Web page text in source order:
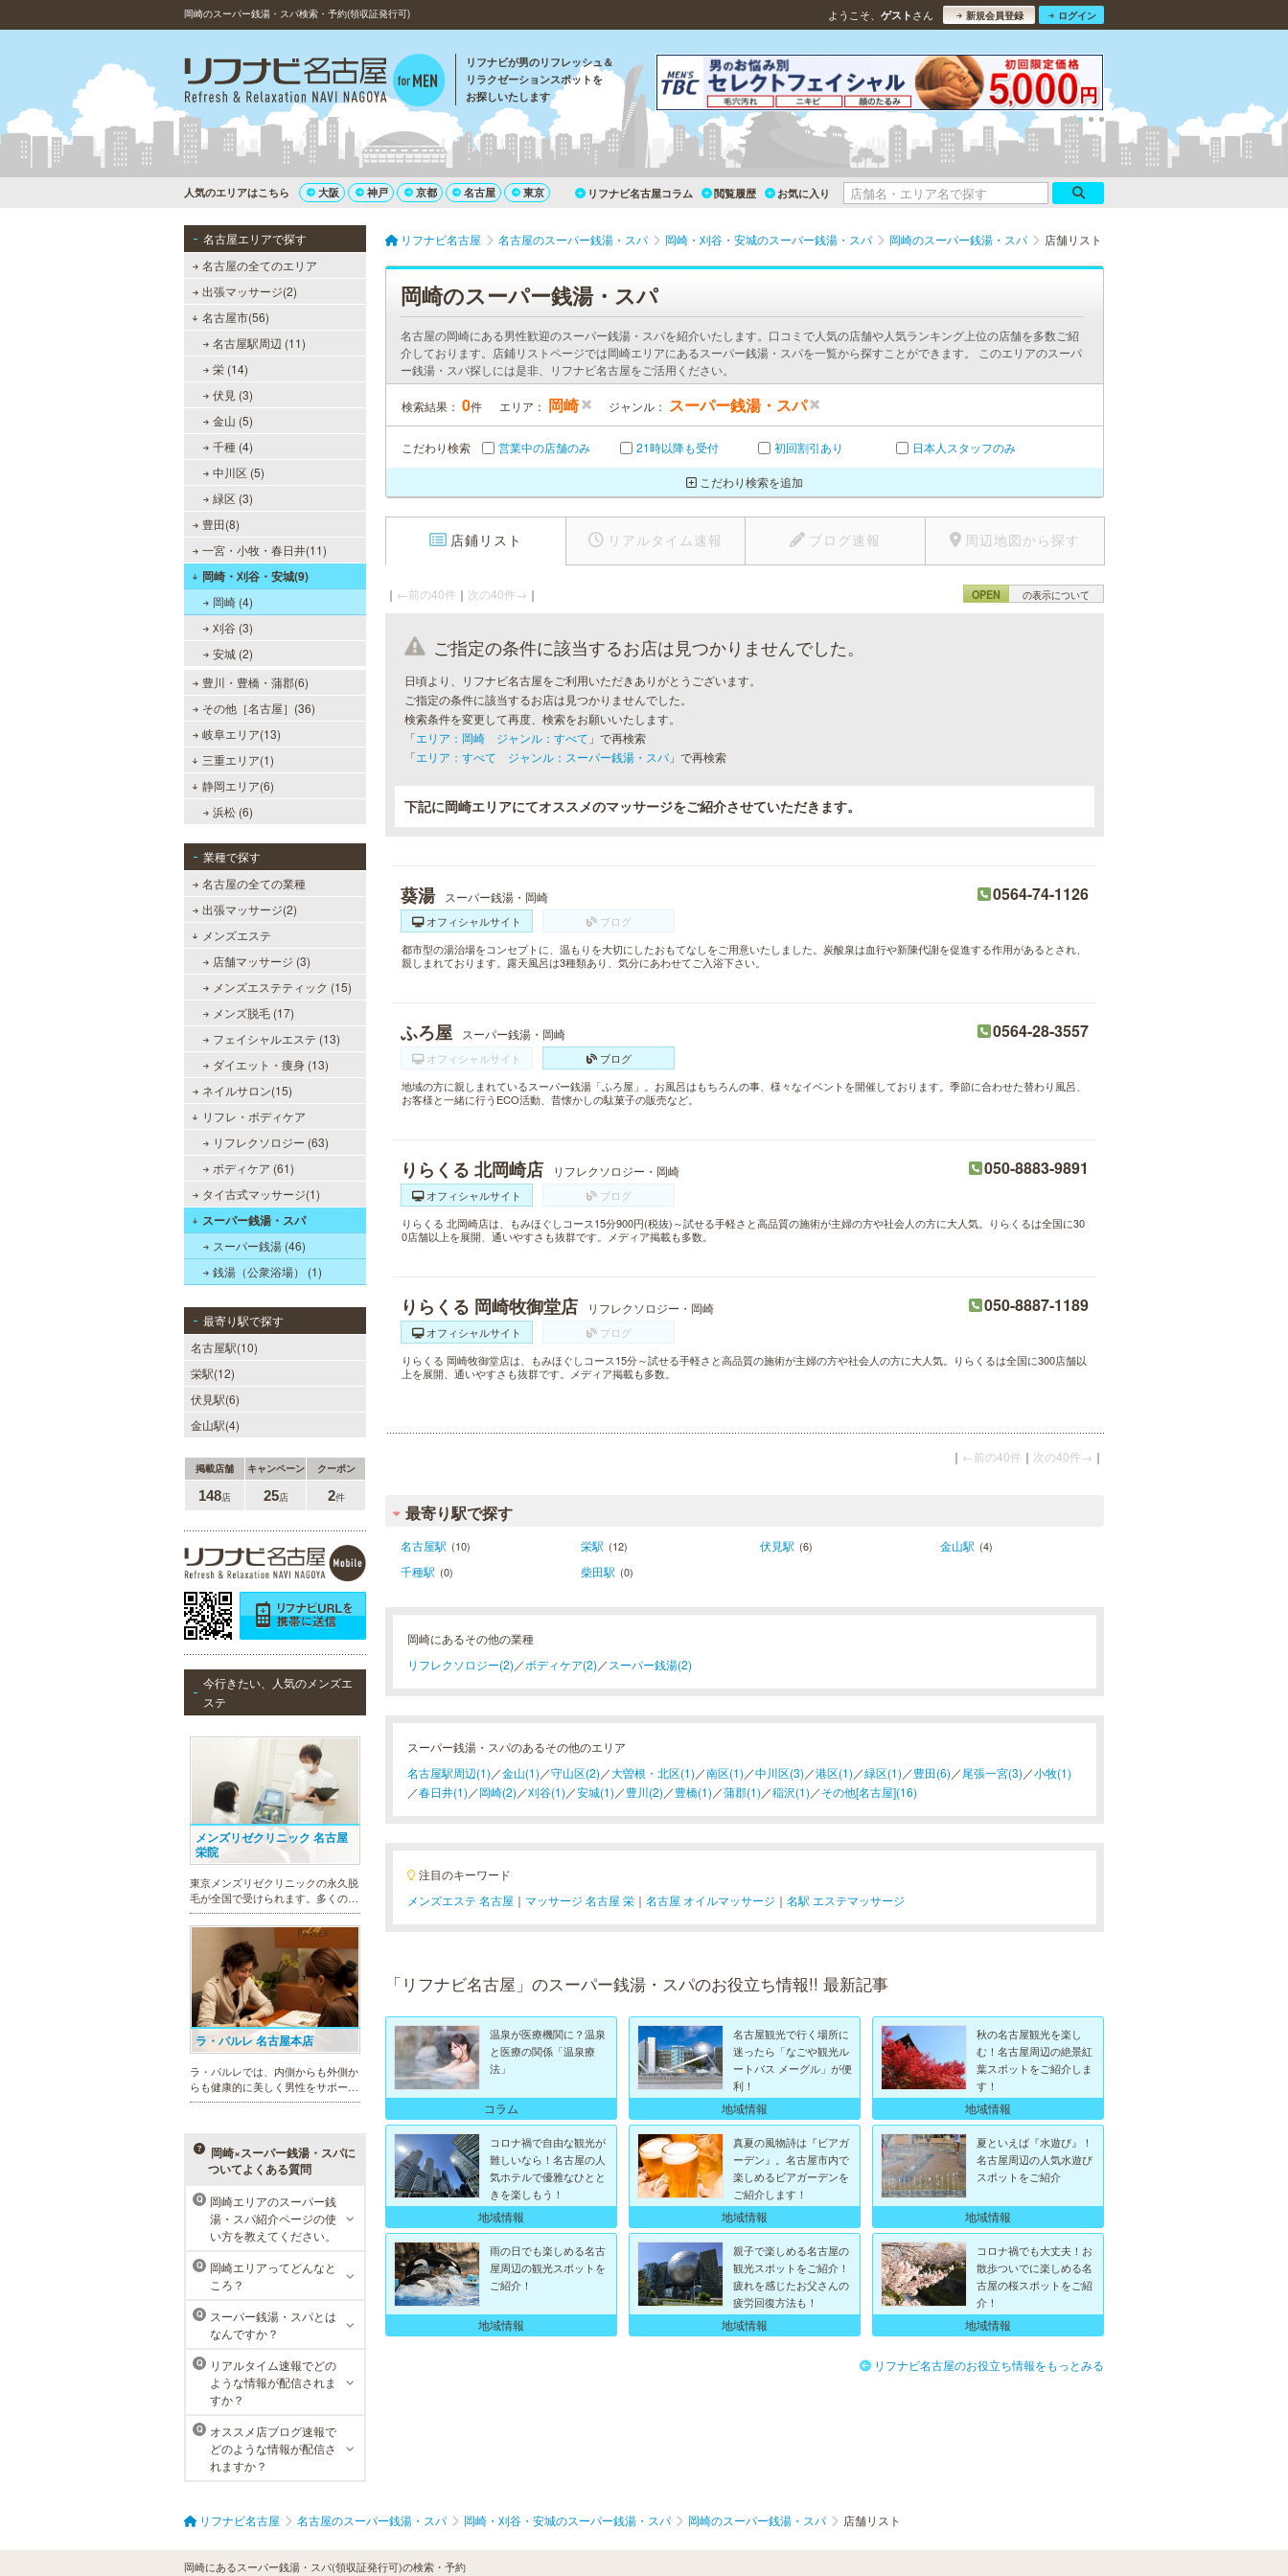
岡崎のスーパー銭湯・スパ検索・予約(領収証発行可) ようこそ、 ゲスト さん 新規会員登録 ログイン
リフナビが男のリフレッシュ＆
リラクゼーションスポットを
お探しいたします
人気のエリアはこちら 大阪 神戸 京都 名古屋 東京 リフナビ名古屋コラム 閲覧履歴 お気に入り
名古屋エリアで探す
名古屋の全てのエリア
出張マッサージ(2)
名古屋市(56)
名古屋駅周辺 (11)
栄 (14)
伏見 (3)
金山 (5)
千種 (4)
中川区 (5)
緑区 (3)
豊田(8)
一宮・小牧・春日井(11)
岡崎・刈谷・安城(9)
岡崎 (4)
刈谷 (3)
安城 (2)
豊川・豊橋・蒲郡(6)
その他［名古屋］(36)
岐阜エリア(13)
三重エリア(1)
静岡エリア(6)
浜松 (6)
業種で探す
名古屋の全ての業種
出張マッサージ(2)
メンズエステ
店舗マッサージ (3)
メンズエステティック (15)
メンズ脱毛 (17)
フェイシャルエステ (13)
ダイエット・痩身 (13)
ネイルサロン(15)
リフレ・ボディケア
リフレクソロジー (63)
ボディケア (61)
タイ古式マッサージ(1)
スーパー銭湯・スパ
スーパー銭湯 (46)
銭湯（公衆浴場） (1)
最寄り駅で探す
名古屋駅(10)
栄駅(12)
伏見駅(6)
金山駅(4)
掲載店舗 キャンペーン クーポン
148店 25店 2件
今行きたい、人気のメンズエ
ステ
メンズリゼクリニック 名古屋
栄院
東京メンズリゼクリニックの永久脱
毛が全国で受けられます。多くの男
性患者様にご支持頂き、新宿1院か
ら始まったメンズリゼクリニック
が、現在では提携院含め全国10院を
展開するクリニックになりました。
ラ・パルレ 名古屋本店
ラ・パルレでは、内側からも外側か
らも健康的に美しく男性をサポー
ト。脱メタボリックやダイエット、
メニューをご用意。お得な体験コー
スも多数！
MEN’S TBC 名古屋本店
メンズTBCは、創業以来男性の健康
的な美を追究してきました。豊富な
脱毛メニューを始め、フェイシャル
ケア、下腹引き締め等、各種お得な
体験コースを取り揃えています。選
べる種類の多さで初めての方も安心
岡崎×スーパー銭湯・スパに
ついてよくある質問
Q
岡崎エリアのスーパー銭
湯・スパ紹介ページの使
い方を教えてください。
Q
岡崎エリアってどんなと
ころ？
Q
スーパー銭湯・スパとは
なんですか？
Q
リアルタイム速報でどの
ような情報が配信されま
すか？
Q
オススメ店ブログ速報で
どのような情報が配信さ
れますか？
リフナビ名古屋 名古屋のスーパー銭湯・スパ 岡崎・刈谷・安城のスーパー銭湯・スパ 岡崎のスーパー銭湯・スパ 店舗リスト
岡崎のスーパー銭湯・スパ
名古屋の岡崎にある男性歓迎のスーパー銭湯・スパを紹介いたします。口コミで人気の店舗や人気ランキング上位の店舗を多数ご紹
介しております。店鋪リストページでは岡崎エリアにあるスーパー銭湯・スパを一覧から探すことができます。 このエリアのスーパ
ー銭湯・スパ探しには是非、リフナビ名古屋をご活用ください。
検索結果： 0件 エリア： 岡崎 ジャンル： スーパー銭湯・スパ
こだわり検索 営業中の店舗のみ 21時以降も受付 初回割引あり 日本人スタッフのみ
こだわり検索を追加
店鋪リスト リアルタイム速報 ブログ速報 周辺地図から探す
｜ ←前の40件 ｜ 次の40件→ ｜ OPEN の表示について
ご指定の条件に該当するお店は見つかりませんでした。
日頃より、リフナビ名古屋をご利用いただきありがとうございます。
ご指定の条件に該当するお店は見つかりませんでした。
検索条件を変更して再度、検索をお願いいたします。
「エリア：岡崎 ジャンル：すべて 」で再検索
「エリア：すべて ジャンル：スーパー銭湯・スパ 」で再検索
下記に岡崎エリアにてオススメのマッサージをご紹介させていただきます。
葵湯 スーパー銭湯・岡崎 0564-74-1126
オフィシャルサイト
ブログ
都市型の湯治場をコンセプトに、温もりを大切にしたおもてなしをご用意いたしました。炭酸泉は血行や新陳代謝を促進する作用があるとされ、
親しまれております。露天風呂は3種類あり、気分にあわせてご入浴下さい。
ふろ屋 スーパー銭湯・岡崎 0564-28-3557
オフィシャルサイト
ブログ
地域の方に親しまれているスーパー銭湯「ふろ屋」。お風呂はもちろんの事、様々なイベントを開催しております。季節に合わせた替わり風呂、
お客様と一緒に行うECO活動、昔懐かしの駄菓子の販売など。
りらくる 北岡崎店 リフレクソロジー・岡崎 050-8883-9891
オフィシャルサイト
ブログ
りらくる 北岡崎店は、もみほぐしコース15分900円(税抜)～試せる手軽さと高品質の施術が主婦の方や社会人の方に大人気。りらくるは全国に30
0店舗以上を展開、通いやすさも抜群です。メディア掲載も多数。
りらくる 岡崎牧御堂店 リフレクソロジー・岡崎 050-8887-1189
オフィシャルサイト
ブログ
りらくる 岡崎牧御堂店は、もみほぐしコース15分～試せる手軽さと高品質の施術が主婦の方や社会人の方に大人気。りらくるは全国に300店舗以
上を展開、通いやすさも抜群です。メディア掲載も多数。
｜ ←前の40件 ｜ 次の40件→ ｜
最寄り駅で探す
名古屋駅 (10) 栄駅 (12) 伏見駅 (6) 金山駅 (4)
千種駅 (0) 柴田駅 (0)
岡崎にあるその他の業種
リフレクソロジー(2) ／ボディケア(2) ／ スーパー銭湯(2)
スーパー銭湯・スパのあるその他のエリア
名古屋駅周辺(1) ／金山(1) ／守山区(2) ／大曽根・北区(1) ／南区(1) ／中川区(3) ／港区(1) ／緑区(1) ／豊田(6) ／尾張一宮(3) ／小牧(1)
／春日井(1) ／岡崎(2) ／刈谷(1) ／安城(1) ／豊川(2) ／豊橋(1) ／蒲郡(1) ／稲沢(1) ／その他[名古屋](16)
注目のキーワード
メンズエステ 名古屋 ｜ マッサージ 名古屋 栄 ｜ 名古屋 オイルマッサージ ｜ 名駅 エステマッサージ
「リフナビ名古屋」のスーパー銭湯・スパのお役立ち情報!! 最新記事
温泉が医療機関に？温泉
と医療の関係「温泉療
法」
コラム
名古屋観光で行く場所に
迷ったら「なごや観光ル
ートバス メーグル」が便
利！
地域情報
秋の名古屋観光を楽し
む！名古屋周辺の絶景紅
葉スポットをご紹介しま
す！
地域情報
コロナ禍で自由な観光が
難しいなら！名古屋の人
気ホテルで優雅なひとと
きを楽しもう！
地域情報
真夏の風物詩は『ビアガ
ーデン』。名古屋市内で
楽しめるビアガーデンを
ご紹介します！
地域情報
夏といえば『水遊び』！
名古屋周辺の人気水遊び
スポットをご紹介
地域情報
雨の日でも楽しめる名古
屋周辺の観光スポットを
ご紹介！
地域情報
親子で楽しめる名古屋の
観光スポットをご紹介！
疲れを感じたお父さんの
疲労回復方法も！
地域情報
コロナ禍でも大丈夫！お
散歩ついでに楽しめる名
古屋の桜スポットをご紹
介！
地域情報
リフナビ名古屋のお役立ち情報をもっとみる
リフナビ名古屋 名古屋のスーパー銭湯・スパ 岡崎・刈谷・安城のスーパー銭湯・スパ 岡崎のスーパー銭湯・スパ 店舗リスト
岡崎にあるスーパー銭湯・スパ(領収証発行可)の検索・予約